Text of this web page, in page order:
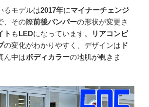
るモデルは2017年にマイナーチェンジ
、その際前後バンパーの形状が変更さ
ト もLEDになっています。
リアコンビ
の変化がわかりやすく、デザインは ド
ん中はボディカラーの地肌が覗きま